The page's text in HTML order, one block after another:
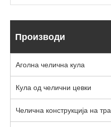
Производи
Аголна челична кула
Кула од челични цевки
Челична конструкција на